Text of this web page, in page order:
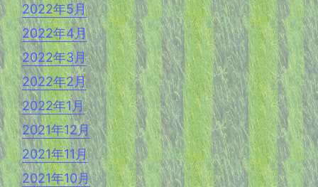
2022年5月
2022年4月
2022年3月
2022年2月
2022年1月
2021年12月
2021年11月
2021年10月